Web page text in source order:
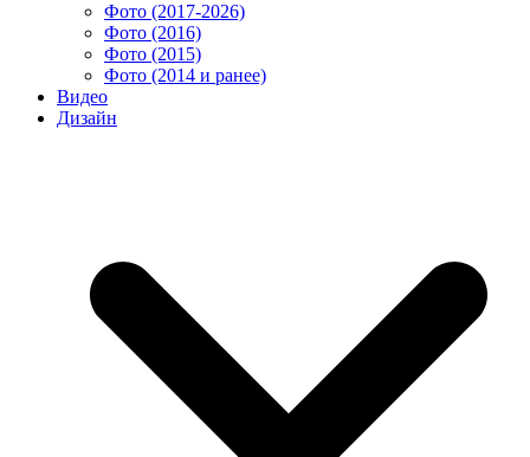
Фото (2017-2026)
Фото (2016)
Фото (2015)
Фото (2014 и ранее)
Видео
Дизайн